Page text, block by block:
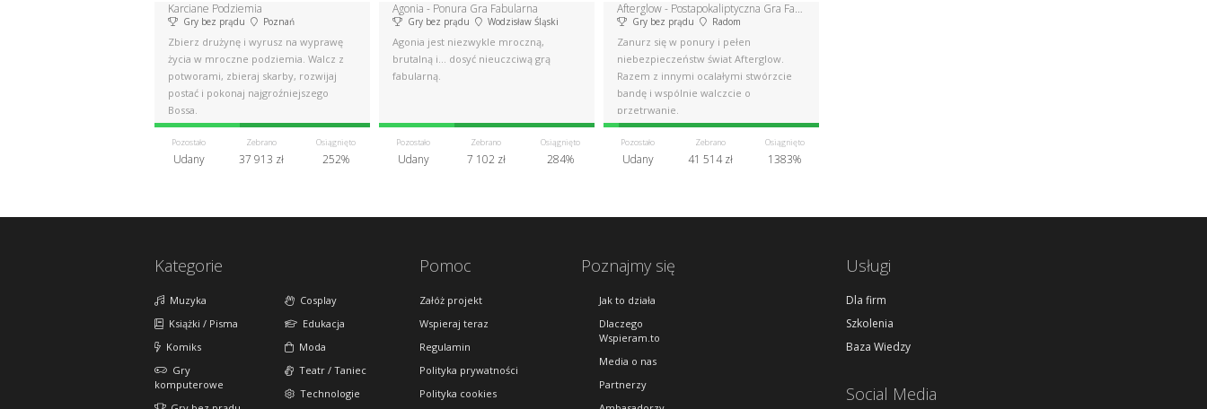
Karciane Podziemia
Gry bez prądu Poznań
Zbierz drużynę i wyrusz na wyprawę
życia w mroczne podziemia. Walcz z
potworami, zbieraj skarby, rozwijaj
postać i pokonaj najgroźniejszego
Bossa.
Pozostało
Udany
Zebrano
37 913 zł
Osiągnięto
252%
Agonia - Ponura Gra Fabularna
Gry bez prądu Wodzisław Śląski
Agonia jest niezwykle mroczną,
brutalną i... dosyć nieuczciwą grą
fabularną.
Pozostało
Udany
Zebrano
7 102 zł
Osiągnięto
284%
Afterglow - Postapokaliptyczna Gra Fabularna
Gry bez prądu Radom
Zanurz się w ponury i pełen
niebezpieczeństw świat Afterglow.
Razem z innymi ocalałymi stwórzcie
bandę i wspólnie walczcie o
przetrwanie.
Pozostało
Udany
Zebrano
41 514 zł
Osiągnięto
1383%
Kategorie
Muzyka
Książki / Pisma
Komiks
Gry
komputerowe
Cosplay
Edukacja
Moda
Teatr / Taniec
Technologie
Pomoc
Załóż projekt
Wspieraj teraz
Regulamin
Polityka prywatności
Polityka cookies
Poznajmy się
Jak to działa
Dlaczego
Wspieram.to
Media o nas
Partnerzy
Usługi
Dla firm
Szkolenia
Baza Wiedzy
Social Media